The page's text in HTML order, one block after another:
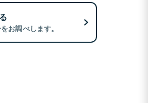
お調べします。